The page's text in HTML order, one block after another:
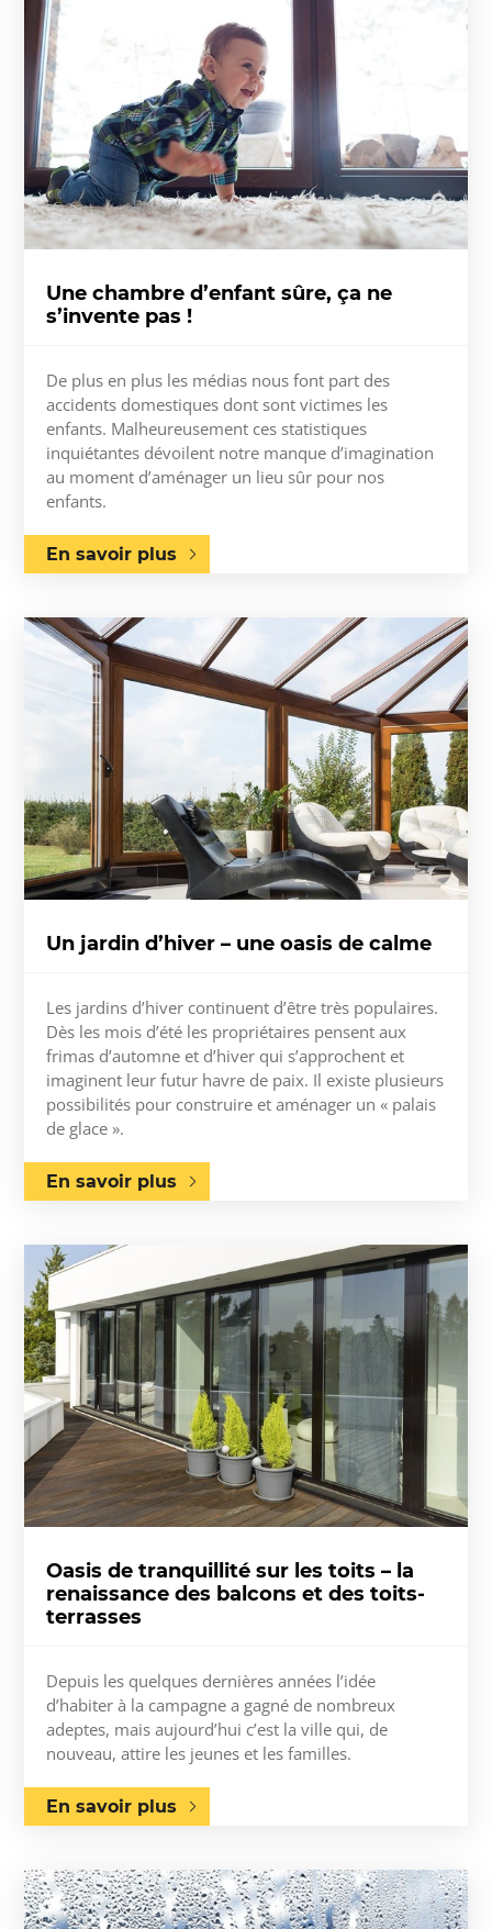
Une chambre d’enfant sûre, ça ne
s’invente pas !
De plus en plus les médias nous font part des
accidents domestiques dont sont victimes les
enfants. Malheureusement ces statistiques
inquiétantes dévoilent notre manque d’imagination
au moment d’aménager un lieu sûr pour nos
enfants.
En savoir plus
Un jardin d’hiver – une oasis de calme
Les jardins d’hiver continuent d’être très populaires.
Dès les mois d’été les propriétaires pensent aux
frimas d’automne et d’hiver qui s’approchent et
imaginent leur futur havre de paix. Il existe plusieurs
possibilités pour construire et aménager un « palais
de glace ».
En savoir plus
Oasis de tranquillité sur les toits – la
renaissance des balcons et des toits-
terrasses
Depuis les quelques dernières années l’idée
d’habiter à la campagne a gagné de nombreux
adeptes, mais aujourd’hui c’est la ville qui, de
nouveau, attire les jeunes et les familles.
En savoir plus